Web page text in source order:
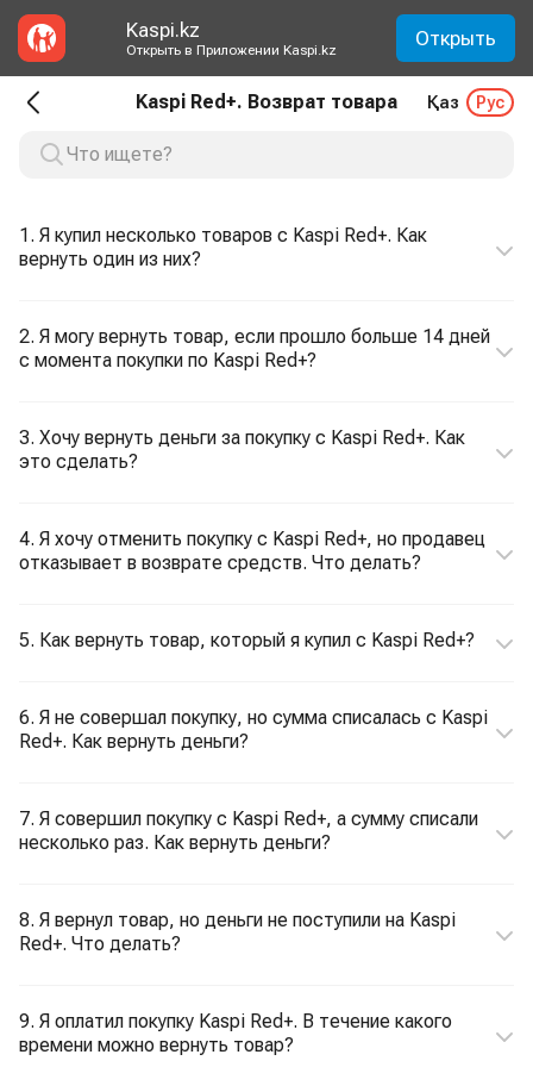
Kaspi.kz
Открыть в Приложении Kaspi.kz Открыть
Kaspi Red+. Возврат товара Қаз Рус
1. Я купил несколько товаров с Kaspi Red+. Как
вернуть один из них?
2. Я могу вернуть товар, если прошло больше 14 дней
с момента покупки по Kaspi Red+?
3. Хочу вернуть деньги за покупку с Kaspi Red+. Как
это сделать?
4. Я хочу отменить покупку с Kaspi Red+, но продавец
отказывает в возврате средств. Что делать?
5. Как вернуть товар, который я купил с Kaspi Red+?
6. Я не совершал покупку, но сумма списалась с Kaspi
Red+. Как вернуть деньги?
7. Я совершил покупку c Kaspi Red+, а сумму списали
несколько раз. Как вернуть деньги?
8. Я вернул товар, но деньги не поступили на Kaspi
Red+. Что делать?
9. Я оплатил покупку Kaspi Red+. В течение какого
времени можно вернуть товар?